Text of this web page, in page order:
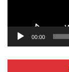
00:00